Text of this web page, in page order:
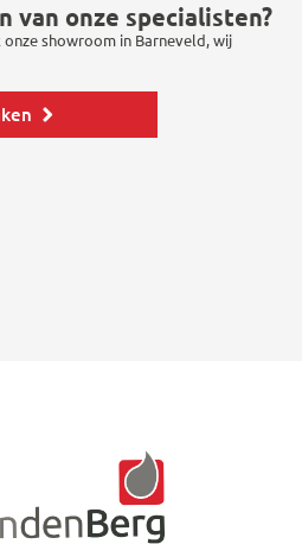
van onze specialisten?
showroom in Barneveld, wij